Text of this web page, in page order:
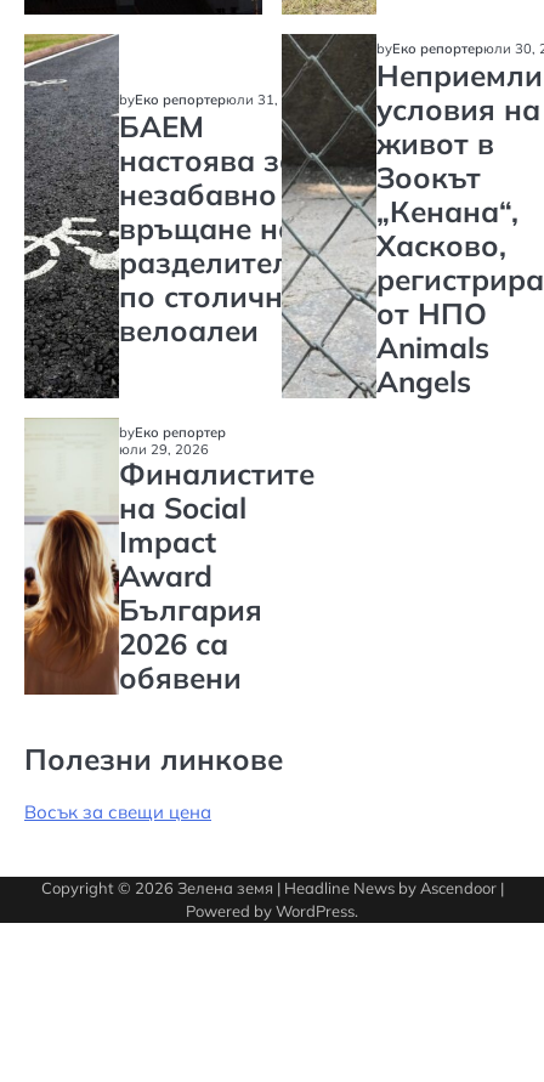
byЕко репортерюли 31, 2026
БАЕМ
настоява за
незабавно
връщане на
разделителите
по столичните
велоалеи
byЕко репортерюли 30,
условия на
живот в
Зоокът
„Кенана“,
Хасково,
от НПО
Animals
Angels
byЕко репортер
юли 29, 2026
Финалистите
на Social
Impact
Award
България
2026 са
обявени
Полезни линкове
Восък за свещи цена
Copyright © 2026 Зелена земя | Headline News by Ascendoor|
Powered byWordPress.